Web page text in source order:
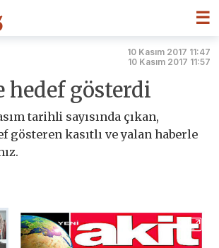
☰
10 Kasım 2017 11:47
10 Kasım 2017 11:57
gösterdi
tarihli sayısında çıkan,
gösteren kasıtlı ve yalan haberle